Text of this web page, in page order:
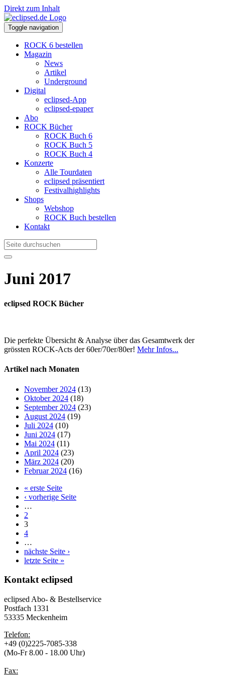
Direkt zum Inhalt
Toggle navigation
ROCK 6 bestellen
Magazin
News
Artikel
Underground
Digital
eclipsed-App
eclipsed-epaper
Abo
ROCK Bücher
ROCK Buch 6
ROCK Buch 5
ROCK Buch 4
Konzerte
Alle Tourdaten
eclipsed präsentiert
Festivalhighlights
Shops
Webshop
ROCK Buch bestellen
Kontakt
Juni 2017
eclipsed ROCK Bücher
Die perfekte Übersicht & Analyse über das Gesamtwerk der
grössten ROCK-Acts der 60er/70er/80er! Mehr Infos...
Artikel nach Monaten
November 2024 (13)
Oktober 2024 (18)
September 2024 (23)
August 2024 (19)
Juli 2024 (10)
Juni 2024 (17)
Mai 2024 (11)
April 2024 (23)
März 2024 (20)
Februar 2024 (16)
« erste Seite
‹ vorherige Seite
…
2
3
4
…
nächste Seite ›
letzte Seite »
Kontakteclipsed
eclipsed Abo- & Bestellservice
Postfach 1331
53335 Meckenheim
Telefon:
+49 (0)2225-7085-338
(Mo-Fr 8.00 - 18.00 Uhr)
Fax: